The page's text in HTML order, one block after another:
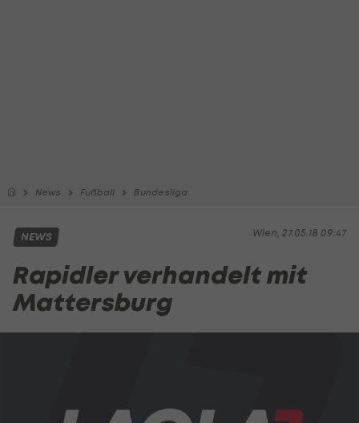
News Fußball Bundesliga
Wien, 27.05.18 09:47
NEWS
Rapidler verhandelt mit
Mattersburg